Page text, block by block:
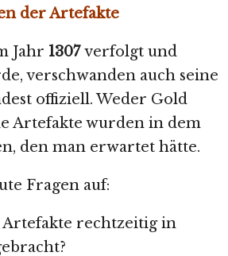
der Artefakte
Jahr 1307verfolgt und
verschwanden auch seine
offiziell. Weder Gold
Artefakte wurden in dem
den man erwartet hätte.
Fragen auf:
rechtzeitig in